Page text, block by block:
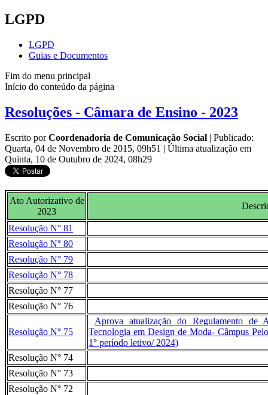
LGPD
LGPD
Guias e Documentos
Fim do menu principal
Início do conteúdo da página
Resoluções - Câmara de Ensino - 2023
Escrito porCoordenadoria de Comunicação Social | Publicado:
Quarta, 04 de Novembro de 2015, 09h51 | Última atualização em
Quinta, 10 de Outubro de 2024, 08h29
Ato Autorizativo de
2023
Resolução N° 81
Resolução N° 80
Resolução N° 79
Resolução N° 78
Resolução N° 77
Resolução N° 76
Resolução N° 75
Aprova atualização do Regulamento de
Tecnologia em Design de Moda- Câmpus
1° período letivo/ 2024)
Resolução N° 74
Resolução N° 73
Resolução N° 72